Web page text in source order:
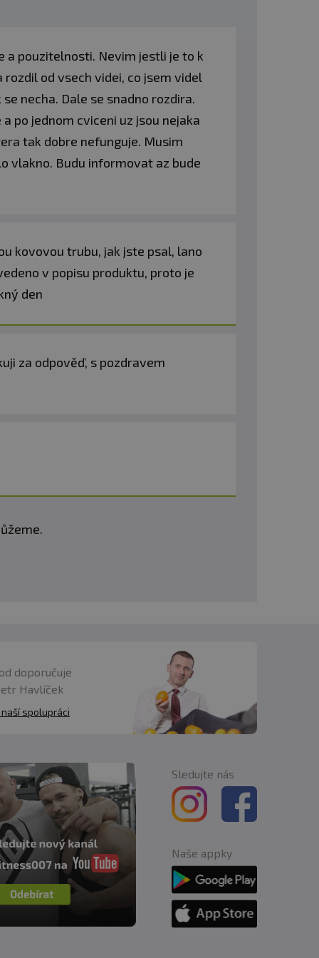
a pouzitelnosti. Nevim jestli je to k
od vsech videi, co jsem videl
necha. Dale se snadno rozdira.
po jednom cviceni uz jsou nejaka
tak dobre nefunguje. Musim
vlakno. Budu informovat az bude
kovovou trubu, jak jste psal, lano
v popisu produktu, proto je
den
za odpověď, s pozdravem
doporučuje
Havlíček
naší spolupráci
Sledujte nás
Naše appky